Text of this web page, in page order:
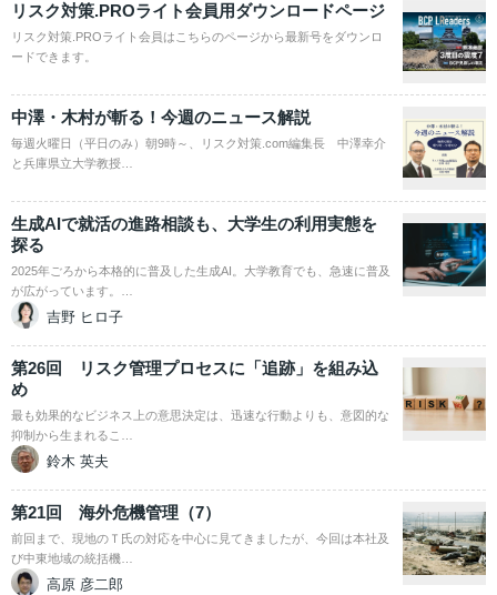
リスク対策.PROライト会員用ダウンロードページ
リスク対策.PROライト会員はこちらのページから最新号をダウンロ
ードできます。
中澤・木村が斬る！今週のニュース解説
毎週火曜日（平日のみ）朝9時～、リスク対策.com編集長 中澤幸介
と兵庫県立大学教授…
生成AIで就活の進路相談も、大学生の利用実態を
探る
2025年ごろから本格的に普及した生成AI。大学教育でも、急速に普及
が広がっています。…
吉野 ヒロ子
第26回 リスク管理プロセスに「追跡」を組み込
め
最も効果的なビジネス上の意思決定は、迅速な行動よりも、意図的な
抑制から生まれるこ…
鈴木 英夫
第21回 海外危機管理（7）
前回まで、現地のＴ氏の対応を中心に見てきましたが、今回は本社及
び中東地域の統括機…
高原 彦二郎